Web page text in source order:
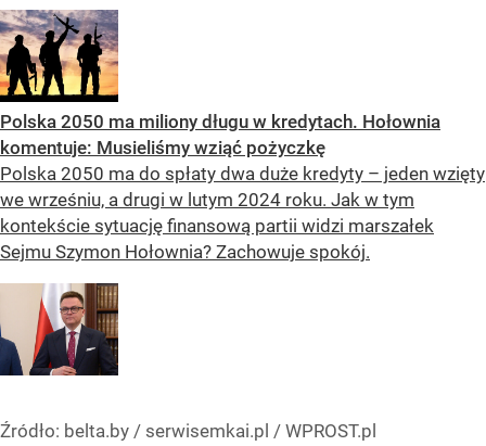
Polska 2050 ma miliony długu w kredytach. Hołownia
komentuje: Musieliśmy wziąć pożyczkę
Polska 2050 ma do spłaty dwa duże kredyty – jeden wzięty
we wrześniu, a drugi w lutym 2024 roku. Jak w tym
kontekście sytuację finansową partii widzi marszałek
Sejmu Szymon Hołownia? Zachowuje spokój.
Źródło: belta.by / serwisemkai.pl / WPROST.pl